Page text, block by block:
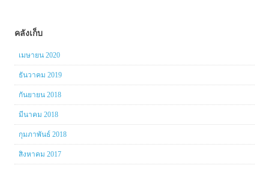
คลังเก็บ
เมษายน 2020
ธันวาคม 2019
กันยายน 2018
มีนาคม 2018
กุมภาพันธ์ 2018
สิงหาคม 2017